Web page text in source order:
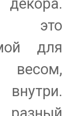
это
для
весом,